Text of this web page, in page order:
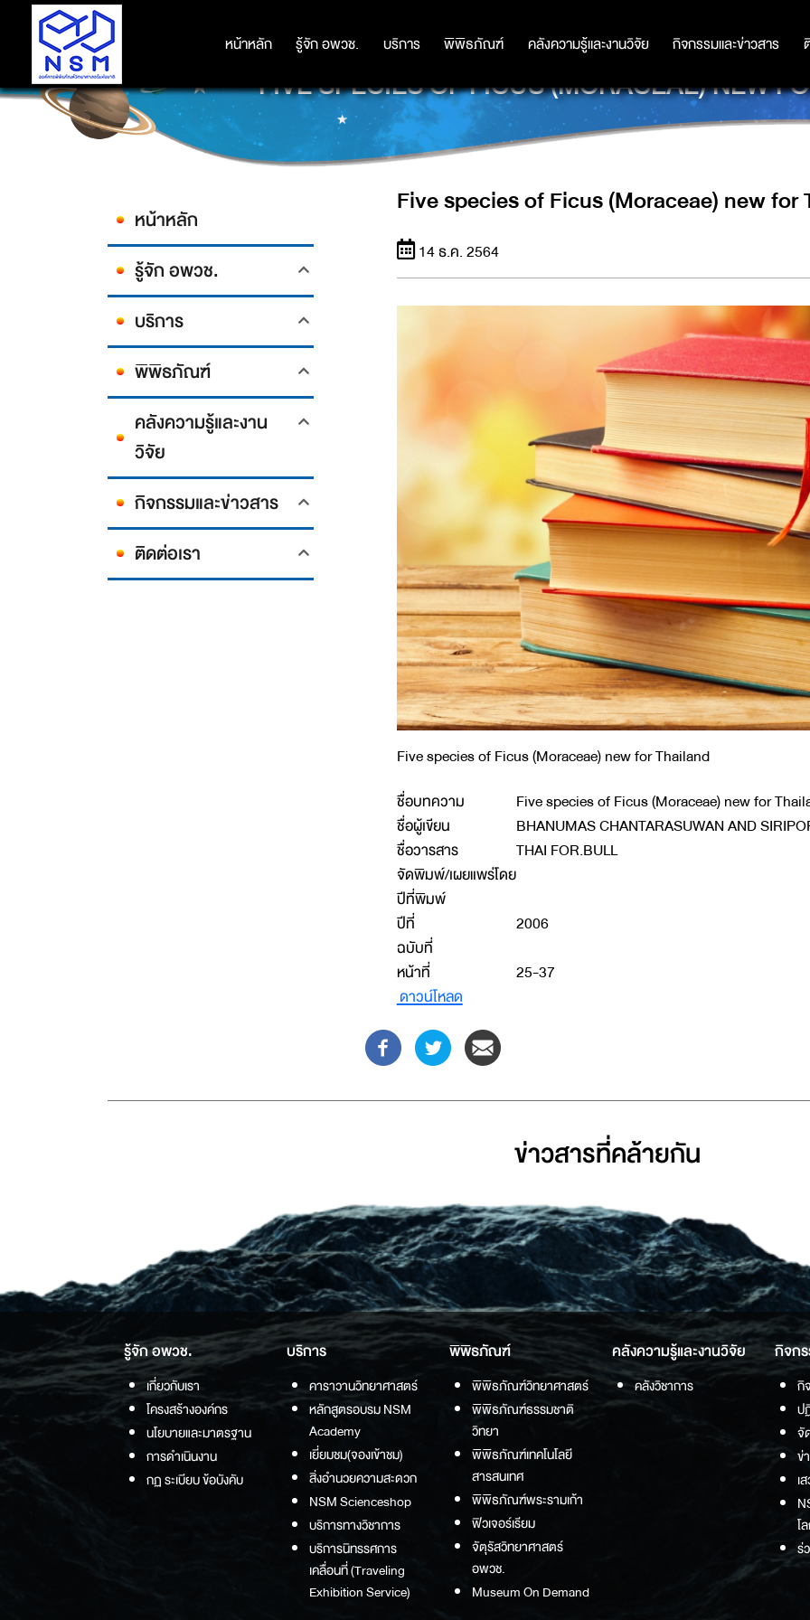
หน้าหลัก รู้จัก อพวช. บริการ พิพิธภัณฑ์ คลังความรู้และงานวิจัย กิจกรรมและข่าวสาร
หน้าหลัก รู้จัก อพวช. บริการ พิพิธภัณฑ์ คลังความรู้และงานวิจัย กิจกรรมและข่าวสาร
FIVE SPECIES OF FICUS (MORACEAE) NEW
หน้าหลัก
รู้จัก อพวช.
บริการ
พิพิธภัณฑ์
คลังความรู้และงาน
วิจัย
กิจกรรมและข่าวสาร
ติดต่อเรา
Five species of Ficus (Moraceae) new for
14 ธ.ค. 2564
Five species of Ficus (Moraceae) new for Thailand
ชื่อบทความ
Five species of Ficus (Moraceae) new for
ชื่อผู้เขียน
BHANUMAS CHANTARASUWAN AND
ชื่อวารสาร
THAI FOR.BULL
จัดพิมพ์/เผยแพร่โดย
ปีที่พิมพ์
ปีที่
2006
ฉบับที่
หน้าที่
25-37
ดาวน์โหลด
ข่าวสารที่่คล้ายกัน
รู้จัก อพวช.
เกี่ยวกับเรา
โครงสร้างองค์กร
นโยบายและมาตรฐาน
การดำเนินงาน
กฏ ระเบียบ ข้อบังคับ
บริการ
คาราวานวิทยาศาสตร์
หลักสูตรอบรม NSM
Academy
เยี่ยมชม(จองเข้าชม)
สิ่งอำนวยความสะดวก
NSM Scienceshop
บริการทางวิชาการ
บริการนิทรรศการ
เคลื่อนที่ (Traveling
Exhibition Service)
พิพิธภัณฑ์
พิพิธภัณฑ์วิทยาศาสตร์
พิพิธภัณฑ์ธรรมชาติ
วิทยา
พิพิธภัณฑ์เทคโนโลยี
สารสนเทศ
พิพิธภัณฑ์พระรามเก้า
ฟิวเจอร์เรียม
จัตุรัสวิทยาศาสตร์
อพวช.
Museum On Demand
คลังความรู้และงานวิจัย
คลังวิชาการ
กิจก
กิ
ป
จั
ข่
เ
โ
ร่